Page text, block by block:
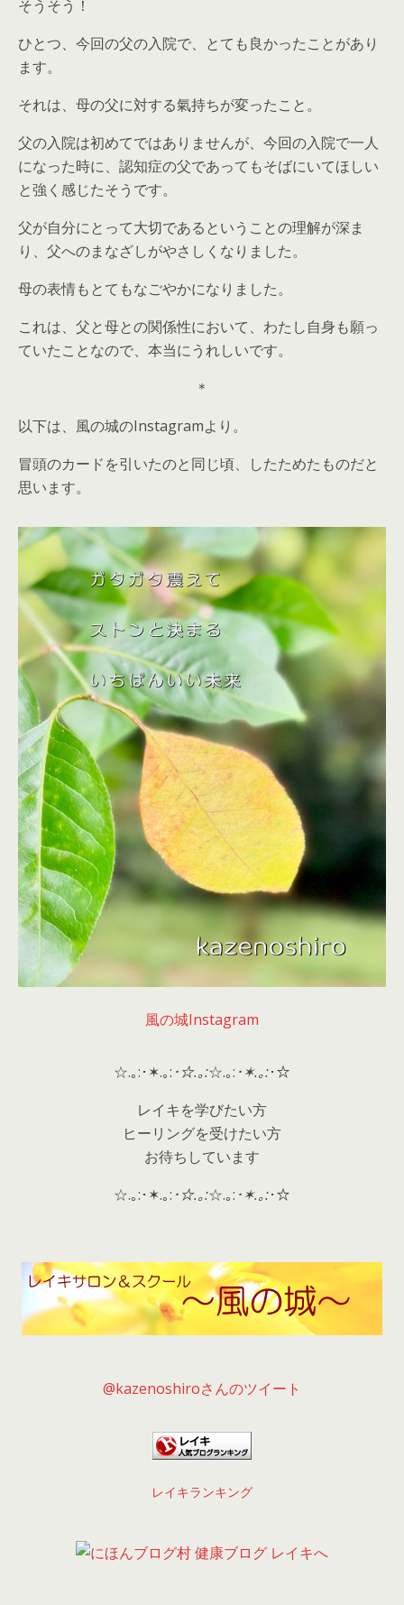
そうそう！
ひとつ、今回の父の入院で、とても良かったことがあり
ます。
それは、母の父に対する氣持ちが変ったこと。
父の入院は初めてではありませんが、今回の入院で一人
になった時に、認知症の父であってもそばにいてほしい
と強く感じたそうです。
父が自分にとって大切であるということの理解が深ま
り、父へのまなざしがやさしくなりました。
母の表情もとてもなごやかになりました。
これは、父と母との関係性において、わたし自身も願っ
ていたことなので、本当にうれしいです。
＊
以下は、風の城のInstagramより。
冒頭のカードを引いたのと同じ頃、したためたものだと
思います。
風の城Instagram
☆.｡:･✶.｡: ･☆.｡:☆.｡: ･✶.｡:･☆
レイキを学びたい方
ヒーリングを受けたい方
お待ちしています
☆.｡:･✶.｡: ･☆.｡:☆.｡: ･✶.｡:･☆
@kazenoshiroさんのツイート
レイキランキング